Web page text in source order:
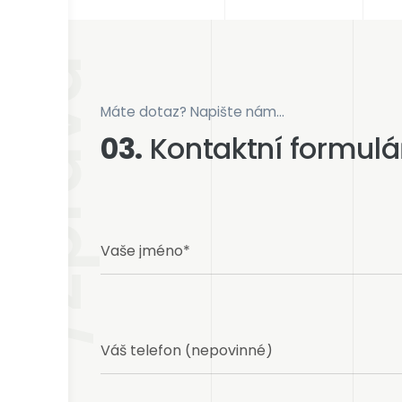
/Zpráva
Máte dotaz? Napište nám...
03. Kontaktní